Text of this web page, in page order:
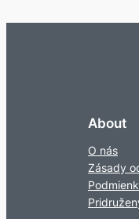
About
O nás
Zásady